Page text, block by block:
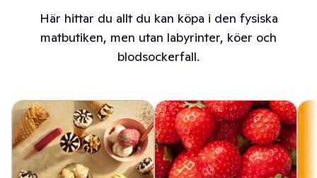
Här hittar du allt du kan köpa i den fysiska
matbutiken, men utan labyrinter, köer och
blodsockerfall.